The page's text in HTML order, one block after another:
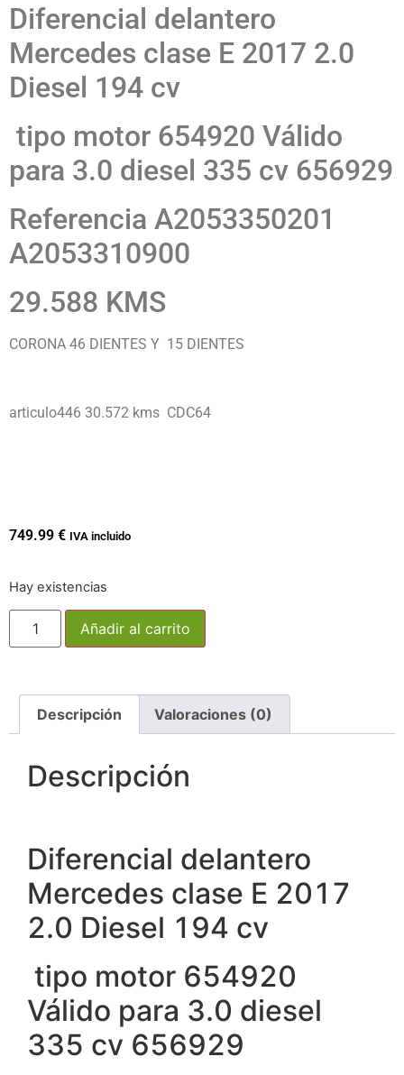
Diferencial delantero
Mercedes clase E 2017 2.0
Diesel 194 cv
tipo motor 654920 Válido
para 3.0 diesel 335 cv 656929
Referencia A2053350201
A2053310900
29.588 KMS
CORONA 46 DIENTES Y 15 DIENTES
articulo446 30.572 kms CDC64
749.99 € IVA incluido
Hay existencias
Añadir al carrito
Descripción Valoraciones (0)
Descripción
Diferencial delantero
Mercedes clase E 2017
2.0 Diesel 194 cv
tipo motor 654920
Válido para 3.0 diesel
335 cv 656929